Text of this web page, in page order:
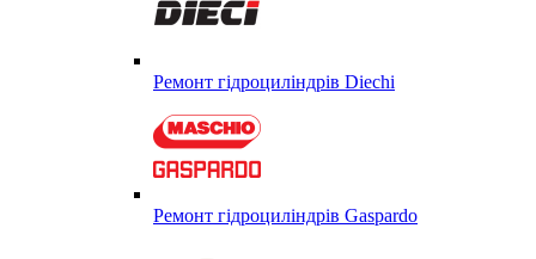
Ремонт гідроциліндрів Diechi
Ремонт гідроциліндрів Gaspardo